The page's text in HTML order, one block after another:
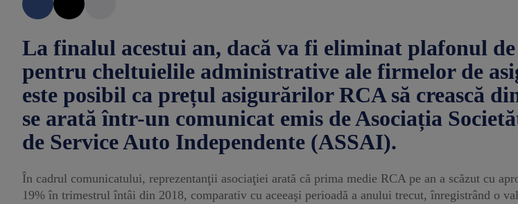
La finalul acestui an, dacă va fi eliminat plafonul
pentru cheltuielile administrative ale firmelor de
este posibil ca prețul asigurărilor RCA să crească
se arată într-un comunicat emis de Asociația
de Service Auto Independente (ASSAI).
În cadrul comunicatului, reprezentanţii asociaţiei arată că prima medie RCA pe an a scăzut cu
19% în trimestrul întâi din 2018, comparativ cu aceeaşi perioadă a anului trecut, înregistrând o